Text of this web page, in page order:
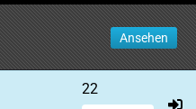
Ansehen
22